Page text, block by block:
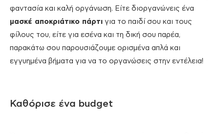
φαντασία και καλή οργάνωση. Είτε διοργανώνεις ένα
μασκέ αποκριάτικο πάρτι για το παιδί σου και τους
φίλους του, είτε για εσένα και τη δική σου παρέα,
παρακάτω σου παρουσιάζουμε ορισμένα απλά και
εγγυημένα βήματα για να το οργανώσεις στην εντέλεια!
Καθόρισε ένα budget